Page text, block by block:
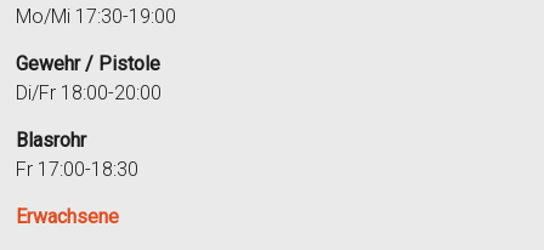
Mo/Mi 17:30-19:00
Gewehr / Pistole
Di/Fr 18:00-20:00
Blasrohr
Fr 17:00-18:30
Erwachsene